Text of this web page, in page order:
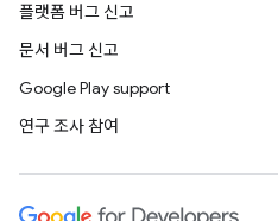
플랫폼 버그 신고
문서 버그 신고
Google Play support
연구 조사 참여